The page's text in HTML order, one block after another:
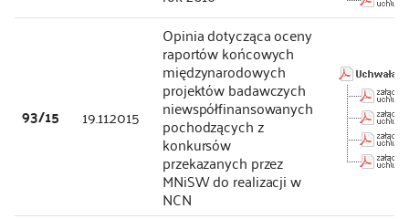
93/15 19.11.2015
Opinia dotycząca oceny
raportów końcowych
międzynarodowych
projektów badawczych
niewspółfinansowanych
pochodzących z
konkursów
przekazanych przez
MNiSW do realizacji w
NCN